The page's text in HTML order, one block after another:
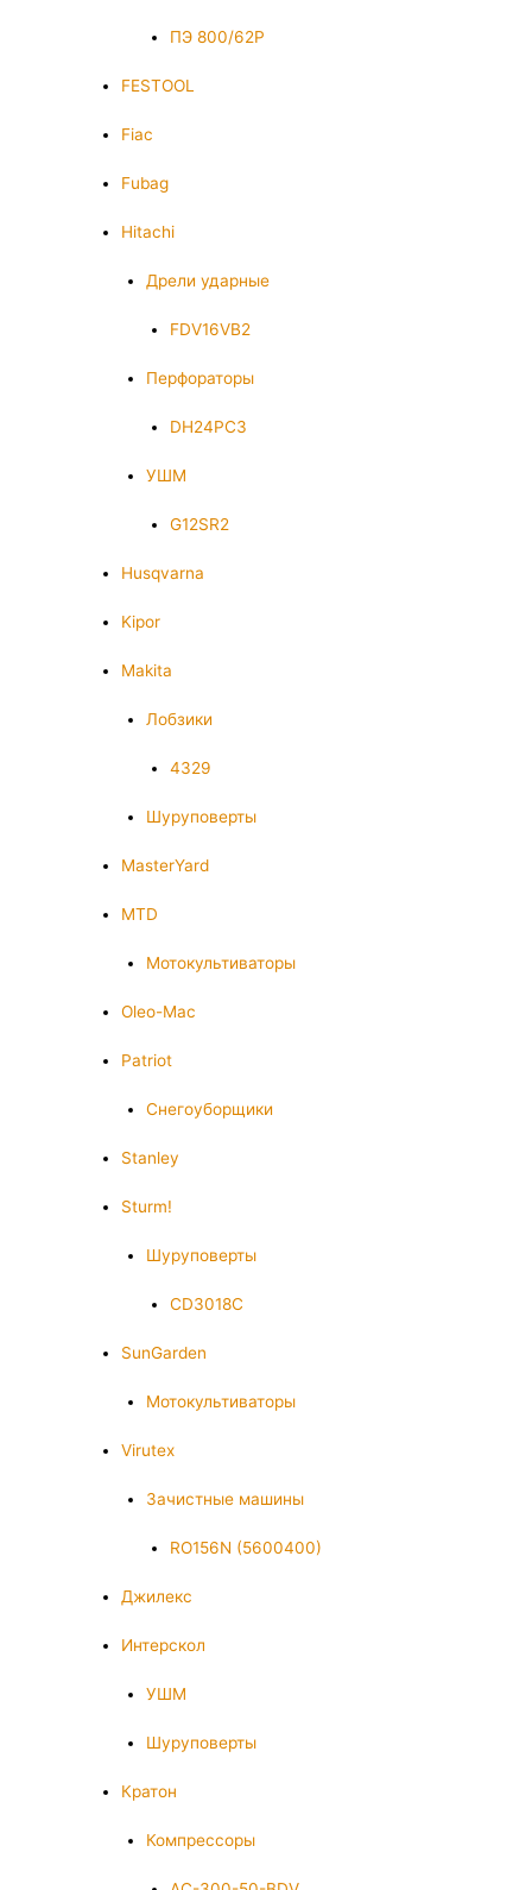
ПЭ 800/62Р
FESTOOL
Fiac
Fubag
Hitachi
Дрели ударные
FDV16VB2
Перфораторы
DH24PC3
УШМ
G12SR2
Husqvarna
Kipor
Makita
Лобзики
4329
Шуруповерты
MasterYard
MTD
Мотокультиваторы
Oleo-Mac
Patriot
Снегоуборщики
Stanley
Sturm!
Шуруповерты
CD3018C
SunGarden
Мотокультиваторы
Virutex
Зачистные машины
RO156N (5600400)
Джилекс
Интерскол
УШМ
Шуруповерты
Кратон
Компрессоры